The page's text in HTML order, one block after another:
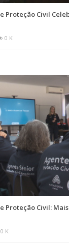
Proteção Civil
0 K
Proteção Civil:
0 K